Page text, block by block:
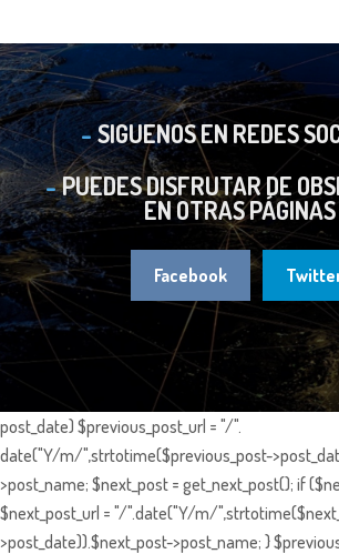
SIGUENOS EN REDES
PUEDES DISFRUTAR DE
EN OTRAS PÁGINAS
Facebook
post_date) $previous_post_url = "/".
date("Y/m/",strtotime($previous_post-
>post_name; $next_post = get_next_post(); if
$next_post_url = "/".date("Y/m/
>post_date)).$next_post->post_name; }